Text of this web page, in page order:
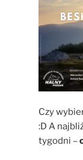
Czy
:‌D A
tygodni –